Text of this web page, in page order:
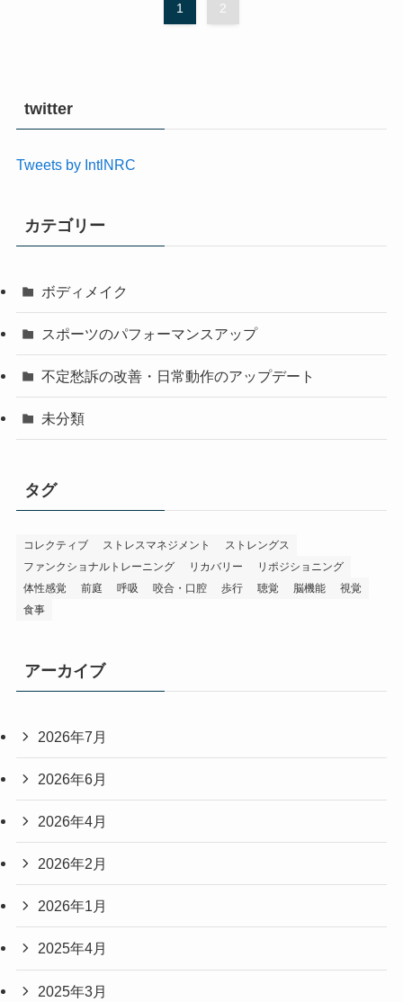
1 2
twitter
Tweets by IntlNRC
カテゴリー
ボディメイク
スポーツのパフォーマンスアップ
不定愁訴の改善・日常動作のアップデート
未分類
タグ
コレクティブ ストレスマネジメント
ストレングス
ファンクショナルトレーニング
リカバリー
リポジショニング
体性感覚
前庭 呼吸 咬合・口腔 歩行 聴覚 脳機能
視覚
食事
アーカイブ
2026年7月
2026年6月
2026年4月
2026年2月
2026年1月
2025年4月
2025年3月